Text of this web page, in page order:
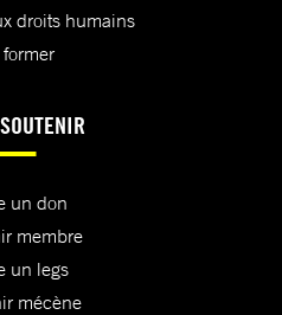
droits humains
former
un don
membre
un legs
mécène